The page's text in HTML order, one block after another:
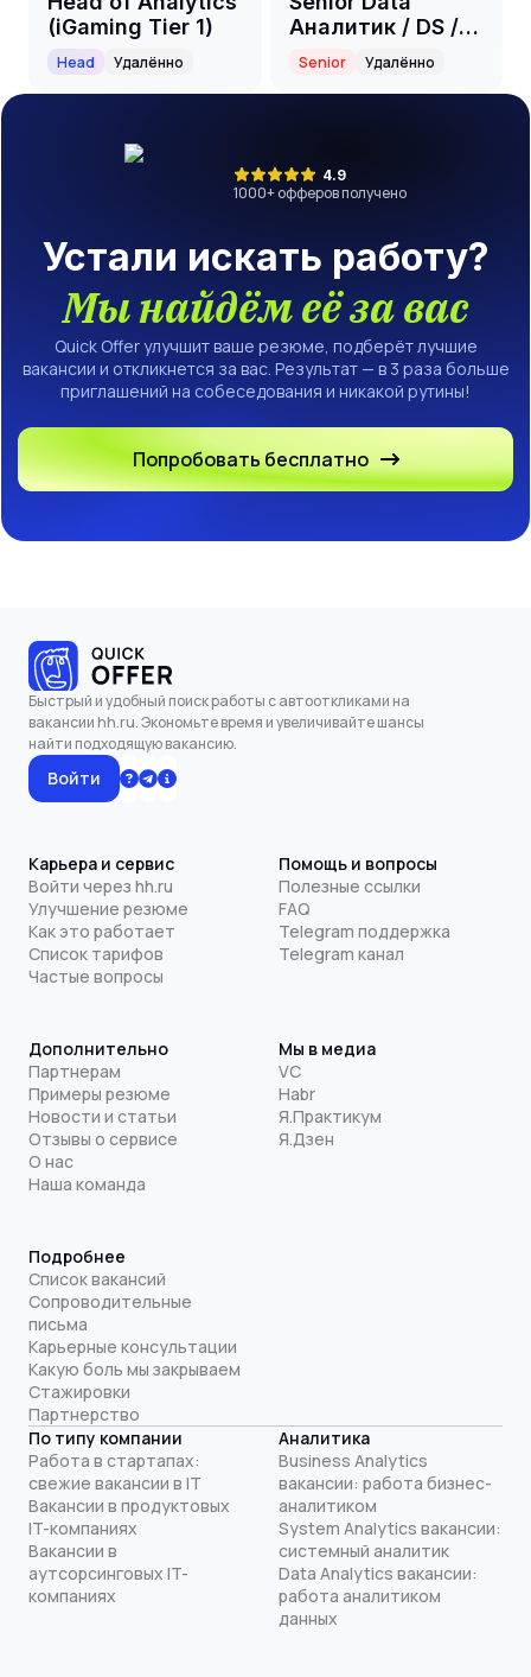
(iGaming Tier 1)
Head Удалённо
Аналитик / DS /
BI (нефтехимия)
Senior Удалённо
4.9
1000+ офферов получено
Устали искать работу?
Мы найдём её за вас
Quick Offer улучшит ваше резюме, подберёт лучшие
вакансии и откликнется за вас. Результат — в 3 раза больше
приглашений на собеседования и никакой рутины!
Попробовать бесплатно
Быстрый и удобный поиск работы с автооткликами на
вакансии hh.ru. Экономьте время и увеличивайте шансы
найти подходящую вакансию.
Войти
Карьера и сервис
Войти через hh.ru
Улучшение резюме
Как это работает
Список тарифов
Частые вопросы
Помощь и вопросы
Полезные ссылки
FAQ
Telegram поддержка
Telegram канал
Дополнительно
Партнерам
Примеры резюме
Новости и статьи
Отзывы о сервисе
О нас
Наша команда
Мы в медиа
VC
Habr
Я.Практикум
Я.Дзен
Подробнее
Список вакансий
Сопроводительные
письма
Карьерные консультации
Какую боль мы закрываем
Стажировки
Партнерство
По типу компании
Работа в стартапах:
свежие вакансии в IT
Вакансии в продуктовых
IT-компаниях
Вакансии в
аутсорсинговых IT-
компаниях
Аналитика
Business Analytics
вакансии: работа бизнес-
аналитиком
System Analytics вакансии:
системный аналитик
Data Analytics вакансии:
работа аналитиком
данных